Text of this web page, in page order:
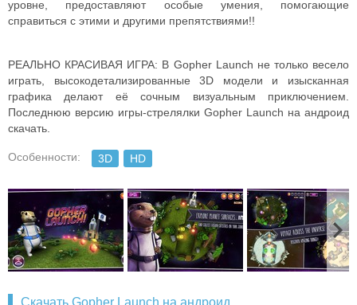
уровне, предоставляют особые умения, помогающие
справиться с этими и другими препятствиями!!
РЕАЛЬНО КРАСИВАЯ ИГРА: В Gopher Launch не только весело
играть, высокодетализированные 3D модели и изысканная
графика делают её сочным визуальным приключением.
Последнюю версию игры-стрелялки Gopher Launch на андроид
скачать.
Особенности: 3D HD
Скачать Gopher Launch на андроид